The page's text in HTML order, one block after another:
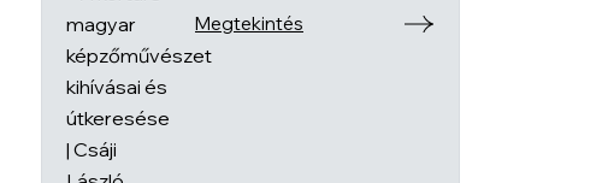
László Koppány, Reining
Vivien, Szurcsik József
Megtekintés